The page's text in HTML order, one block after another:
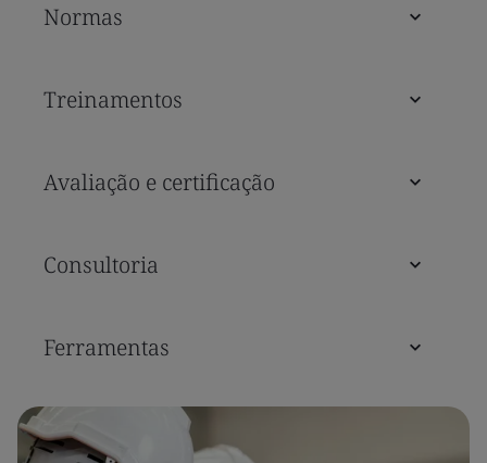
Normas
Treinamentos
Avaliação e certificação
Consultoria
Ferramentas